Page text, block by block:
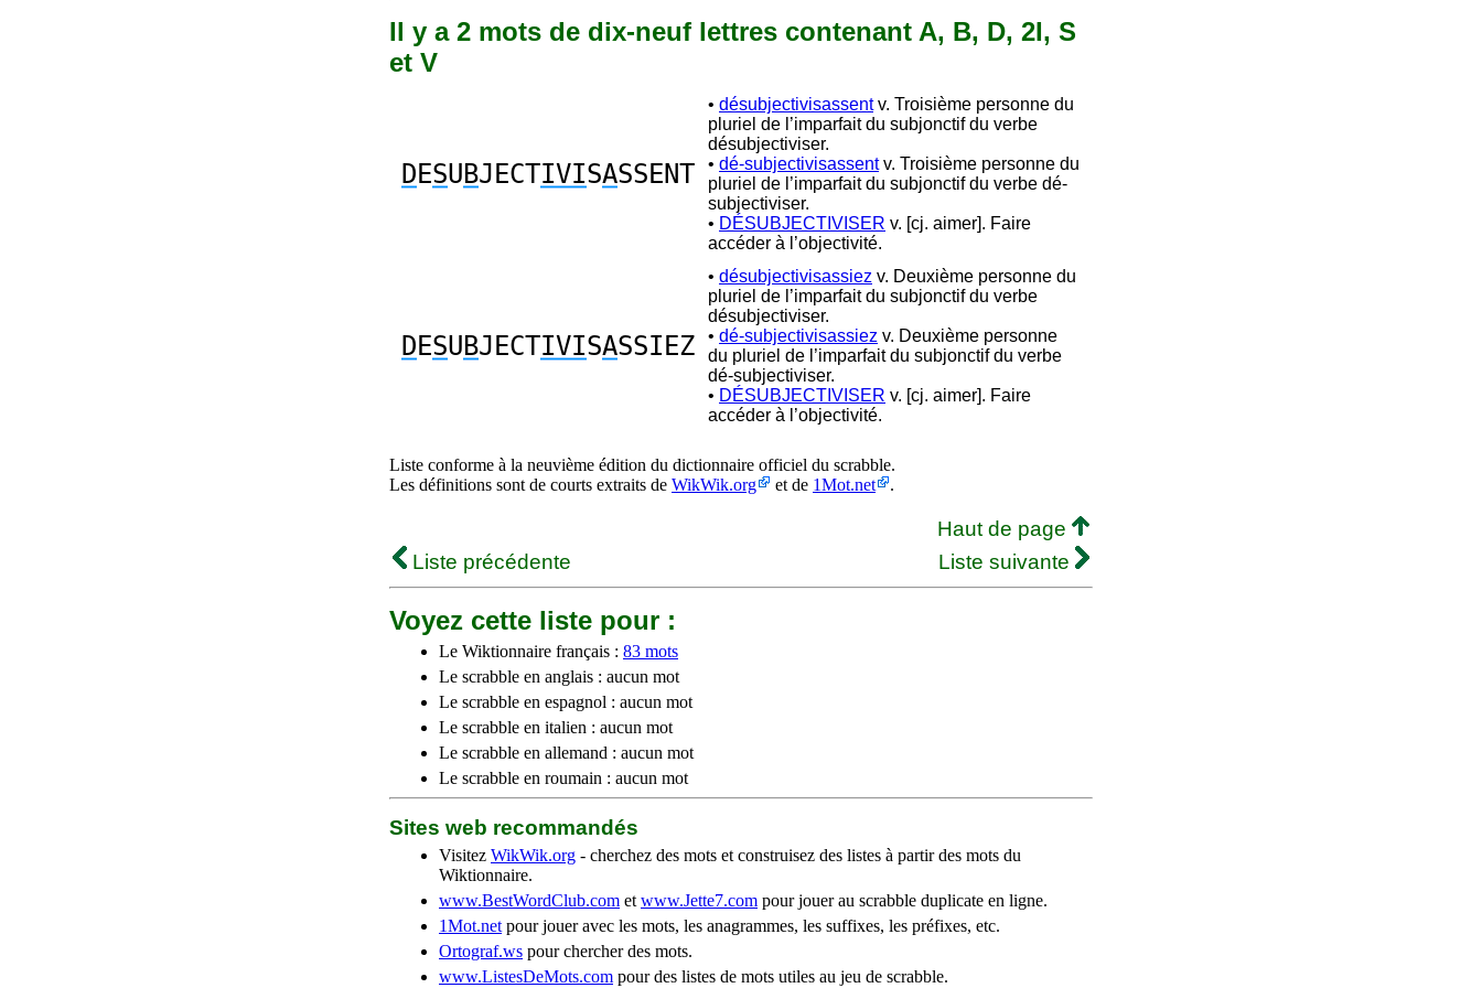
Il y a 2 mots de dix-neuf lettres contenant A, B, D, 2I, S
et V
DESUBJECTIVISASSENT
• désubjectivisassentv. Troisième personne du
pluriel de l’imparfait du subjonctif du verbe
désubjectiviser.
• dé-subjectivisassentv. Troisième personne du
pluriel de l’imparfait du subjonctif du verbe dé-
subjectiviser.
• DÉSUBJECTIVISER v. [cj. aimer]. Faire
accéder à l’objectivité.
DESUBJECTIVISASSIEZ
• désubjectivisassiez v. Deuxième personne du
pluriel de l’imparfait du subjonctif du verbe
désubjectiviser.
• dé-subjectivisassiez v. Deuxième personne
du pluriel de l’imparfait du subjonctif du verbe
dé-subjectiviser.
• DÉSUBJECTIVISER v. [cj. aimer]. Faire
accéder à l’objectivité.
Liste conforme à la neuvième édition du dictionnaire officiel du scrabble.
Les définitions sont de courts extraits de WikWik.org et de 1Mot.net .
Haut de page
Liste précédente
Liste suivante
Voyez cette liste pour :
Le Wiktionnaire français : 83 mots
Le scrabble en anglais : aucun mot
Le scrabble en espagnol : aucun mot
Le scrabble en italien : aucun mot
Le scrabble en allemand : aucun mot
Le scrabble en roumain : aucun mot
Sites web recommandés
Visitez WikWik.org - cherchez des mots et construisez des listes à partir des mots du
Wiktionnaire.
www.BestWordClub.com et www.Jette7.com pour jouer au scrabble duplicate en ligne.
1Mot.net pour jouer avec les mots, les anagrammes, les suffixes, les préfixes, etc.
Ortograf.ws pour chercher des mots.
www.ListesDeMots.com pour des listes de mots utiles au jeu de scrabble.